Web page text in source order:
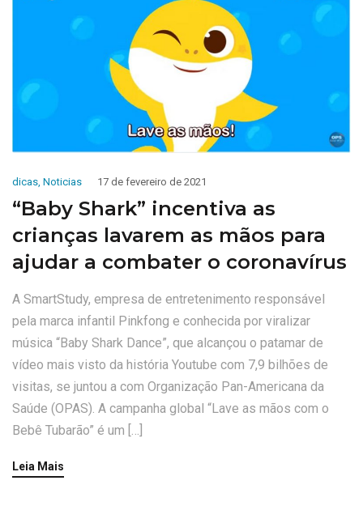
dicas, Noticias 17 de fevereiro de 2021
“Baby Shark” incentiva as
crianças lavarem as mãos para
ajudar a combater o coronavírus
A SmartStudy, empresa de entretenimento responsável
pela marca infantil Pinkfong e conhecida por viralizar
música “Baby Shark Dance”, que alcançou o patamar de
vídeo mais visto da história Youtube com 7,9 bilhões de
visitas, se juntou a com Organização Pan-Americana da
Saúde (OPAS). A campanha global “Lave as mãos com o
Bebê Tubarão” é um […]
Leia Mais